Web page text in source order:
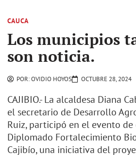
CAUCA
Los municipios
son noticia.
POR:OVIDIO HOYOS OCTUBRE 28, 2024
CAJIBIO.- La alcaldesa Diana
el secretario de Desarrollo
Ruiz, participó en el evento
Diplomado Fortalecimiento
Cajibío, una iniciativa del